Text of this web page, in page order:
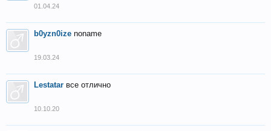
01.04.24
b0yzn0ize noname
19.03.24
Lestatar все отлично
10.10.20